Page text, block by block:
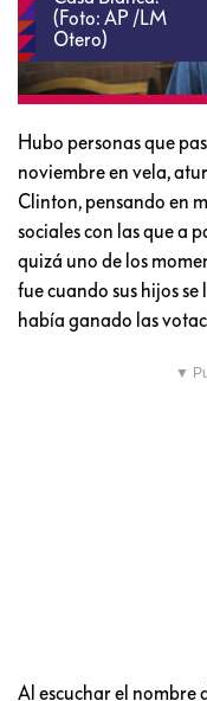
(Foto: AP /LM
Otero)
Hubo personas que
noviembre en vela,
Clinton, pensando en
sociales con las que a
quizá uno de los
fue cuando sus hijos
había ganado las
▼
Al escuchar el nombre